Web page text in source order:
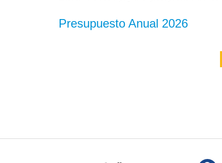
Presupuesto Anual 2026